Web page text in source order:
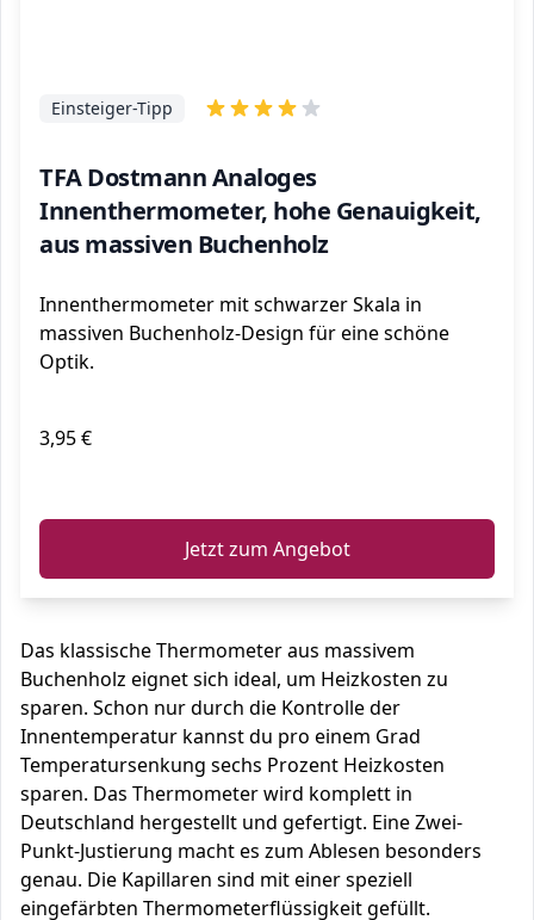
TFA Dostmann Analoges
Innenthermometer, hohe Genauigkeit,
aus massiven Buchenholz
Einsteiger-Tipp
Innenthermometer mit schwarzer Skala in
massiven Buchenholz-Design für eine schöne
Optik.
3,95 €
Jetzt zum Angebot
Das klassische Thermometer aus massivem
Buchenholz eignet sich ideal, um Heizkosten zu
sparen. Schon nur durch die Kontrolle der
Innentemperatur kannst du pro einem Grad
Temperatursenkung sechs Prozent Heizkosten
sparen. Das Thermometer wird komplett in
Deutschland hergestellt und gefertigt. Eine Zwei-
Punkt-Justierung macht es zum Ablesen besonders
genau. Die Kapillaren sind mit einer speziell
eingefärbten Thermometerflüssigkeit gefüllt.